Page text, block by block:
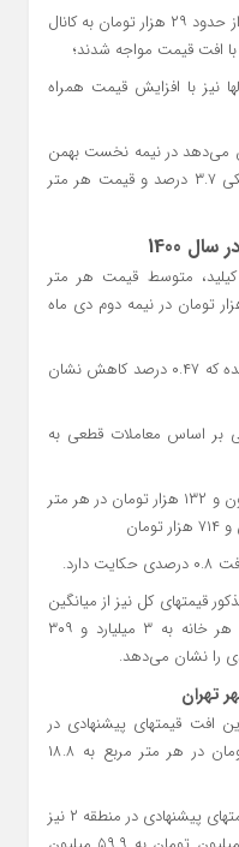
در پی برخی معافیتهای تحریمی، نرخ دلار از حدود ۲۹ هزار تومان به کانال
نیز با افزایش قیمت همراه
می‌دهد در نیمه نخست بهمن
ماه ۱۴۰۰ قیمت کل خانه در آگهی‌های ملکی ۳.۷ درصد و قیمت هر متر
1400
متوسط قیمت هر متر
شهر تهران از ۳۴ میلیون و ۲۵۰ هزار تومان در نیمه دوم دی ماه
۸۹ هزار تومان در نیمه اول بهمن ماه رسیده که ۰.۴۷ درصد کاهش نشان
بر اساس معاملات قطعی به
میانگین قیمتهای پیشنهادی هم از ۵۱ میلیون و ۱۳۲ هزار تومان در هر متر
قیمتهای کل نیز از میانگین
۳ میلیارد و ۴۳۸ میلیون تومان به ازای هر خانه به ۳ میلیارد و ۳۰۹
تهران
بیشترین افت قیمتهای پیشنهادی در
منطقه ۱۹ رخ داده که از ۲۱.۶ میلیون تومان در هر متر مربع به ۱۸.۸
و ۱۳ درصد کاهش یافته است. متوسط قیمتهای پیشنهادی در منطقه ۲ نیز